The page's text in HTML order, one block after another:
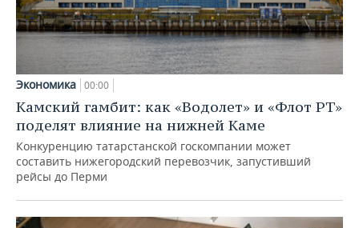
Экономика 00:00
Камский гамбит: как «Водолет» и «Флот РТ»
поделят влияние на нижней Каме
Конкуренцию татарстанской госкомпании может
составить нижегородский перевозчик, запустивший
рейсы до Перми